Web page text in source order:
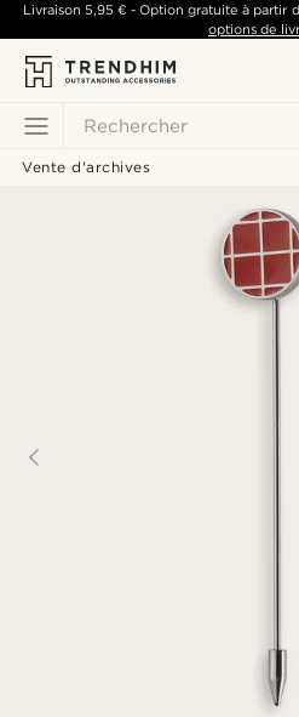
Rechercher
Livraison 5,95 €- Option gratuite à partir
options de
Vente d'archives